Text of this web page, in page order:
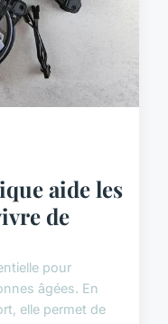
aide les
de
pour
âgées. En
elle permet de